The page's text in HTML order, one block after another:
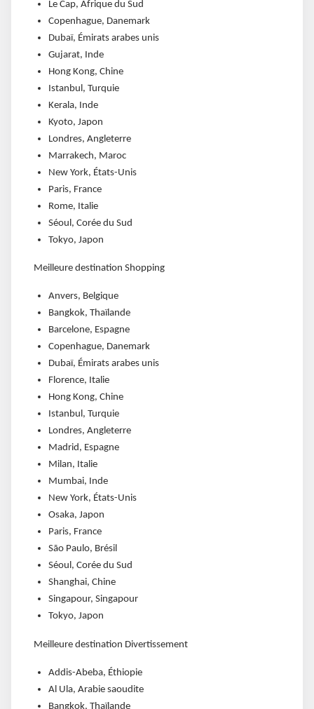
Le Cap, Afrique du Sud
Copenhague, Danemark
Dubaï, Émirats arabes unis
Gujarat, Inde
Hong Kong, Chine
Istanbul, Turquie
Kerala, Inde
Kyoto, Japon
Londres, Angleterre
Marrakech, Maroc
New York, États-Unis
Paris, France
Rome, Italie
Séoul, Corée du Sud
Tokyo, Japon
Meilleure destination Shopping
Anvers, Belgique
Bangkok, Thaïlande
Barcelone, Espagne
Copenhague, Danemark
Dubaï, Émirats arabes unis
Florence, Italie
Hong Kong, Chine
Istanbul, Turquie
Londres, Angleterre
Madrid, Espagne
Milan, Italie
Mumbai, Inde
New York, États-Unis
Osaka, Japon
Paris, France
São Paulo, Brésil
Séoul, Corée du Sud
Shanghai, Chine
Singapour, Singapour
Tokyo, Japon
Meilleure destination Divertissement
Addis-Abeba, Éthiopie
Al Ula, Arabie saoudite
Bangkok, Thaïlande